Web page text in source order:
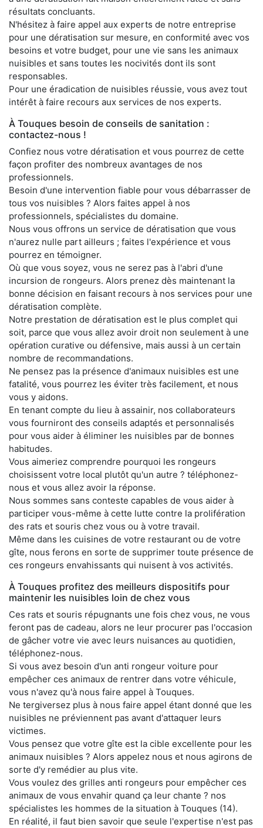
résultats concluants.
N'hésitez à faire appel aux experts de notre entreprise
pour une dératisation sur mesure, en conformité avec vos
besoins et votre budget, pour une vie sans les animaux
nuisibles et sans toutes les nocivités dont ils sont
responsables.
Pour une éradication de nuisibles réussie, vous avez tout
intérêt à faire recours aux services de nos experts.
À Touques besoin de conseils de sanitation :
contactez-nous !
Confiez nous votre dératisation et vous pourrez de cette
façon profiter des nombreux avantages de nos
professionnels.
Besoin d'une intervention fiable pour vous débarrasser de
tous vos nuisibles ? Alors faites appel à nos
professionnels, spécialistes du domaine.
Nous vous offrons un service de dératisation que vous
n'aurez nulle part ailleurs ; faites l'expérience et vous
pourrez en témoigner.
Où que vous soyez, vous ne serez pas à l'abri d'une
incursion de rongeurs. Alors prenez dès maintenant la
bonne décision en faisant recours à nos services pour une
dératisation complète.
Notre prestation de dératisation est le plus complet qui
soit, parce que vous allez avoir droit non seulement à une
opération curative ou défensive, mais aussi à un certain
nombre de recommandations.
Ne pensez pas la présence d'animaux nuisibles est une
fatalité, vous pourrez les éviter très facilement, et nous
vous y aidons.
En tenant compte du lieu à assainir, nos collaborateurs
vous fourniront des conseils adaptés et personnalisés
pour vous aider à éliminer les nuisibles par de bonnes
habitudes.
Vous aimeriez comprendre pourquoi les rongeurs
choisissent votre local plutôt qu'un autre ? téléphonez-
nous et vous allez avoir la réponse.
Nous sommes sans conteste capables de vous aider à
participer vous-même à cette lutte contre la prolifération
des rats et souris chez vous ou à votre travail.
Même dans les cuisines de votre restaurant ou de votre
gîte, nous ferons en sorte de supprimer toute présence de
ces rongeurs envahissants qui nuisent à vos activités.
À Touques profitez des meilleurs dispositifs pour
maintenir les nuisibles loin de chez vous
Ces rats et souris répugnants une fois chez vous, ne vous
feront pas de cadeau, alors ne leur procurer pas l'occasion
de gâcher votre vie avec leurs nuisances au quotidien,
téléphonez-nous.
Si vous avez besoin d'un anti rongeur voiture pour
empêcher ces animaux de rentrer dans votre véhicule,
vous n'avez qu'à nous faire appel à Touques.
Ne tergiversez plus à nous faire appel étant donné que les
nuisibles ne préviennent pas avant d'attaquer leurs
victimes.
Vous pensez que votre gîte est la cible excellente pour les
animaux nuisibles ? Alors appelez nous et nous agirons de
sorte d'y remédier au plus vite.
Vous voulez des grilles anti rongeurs pour empêcher ces
animaux de vous envahir quand ça leur chante ? nos
spécialistes les hommes de la situation à Touques (14).
En réalité, il faut bien savoir que seule l'expertise n'est pas